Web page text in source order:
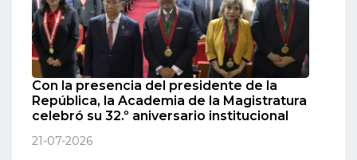
Con la presencia del presidente de la
República, la Academia de la Magistratura
celebró su 32.º aniversario institucional
21-07-2026